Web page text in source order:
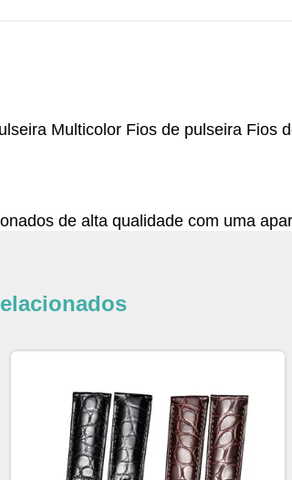
Multicolor Fios de pulseira Fios
de alta qualidade com uma